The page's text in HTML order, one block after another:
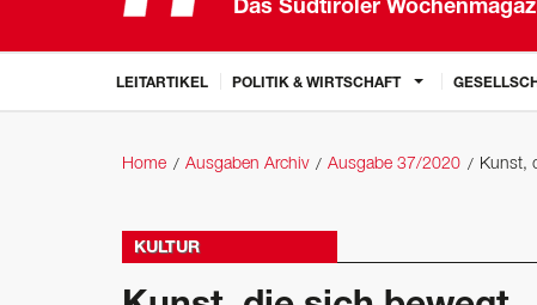
Das Südtiroler
LEITARTIKEL POLITIK & WIRTSCHAFT
Home Ausgaben Archiv Ausgabe 37/2020 Kunst,
KULTUR